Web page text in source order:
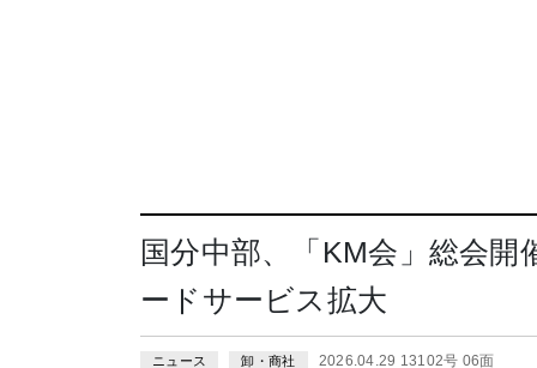
国分中部、「KM会」総会
ードサービス拡大
ニュース 卸・商社 2026.04.29 13102号 06面